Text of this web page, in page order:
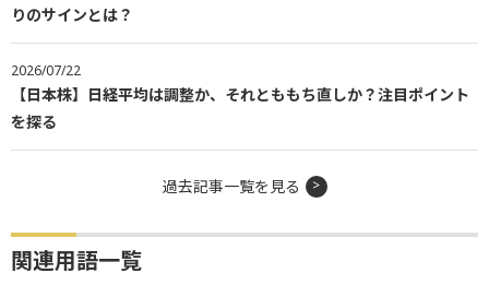
りのサインとは？
2026/07/22
【日本株】日経平均は調整か、それとももち直しか？注目ポイント
を探る
過去記事一覧を見る
関連用語一覧